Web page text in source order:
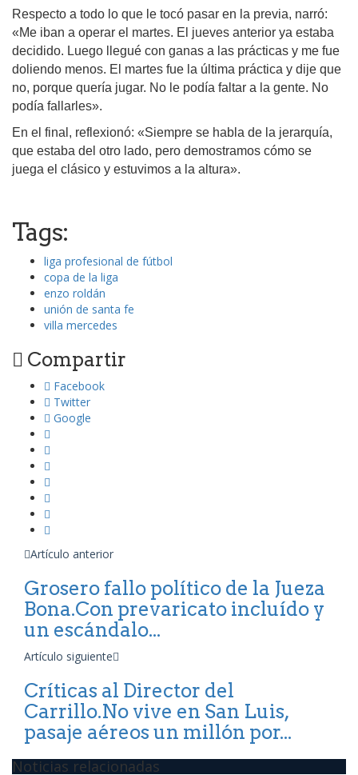
Respecto a todo lo que le tocó pasar en la previa, narró:
«Me iban a operar el martes. El jueves anterior ya estaba
decidido. Luego llegué con ganas a las prácticas y me fue
doliendo menos. El martes fue la última práctica y dije que
no, porque quería jugar. No le podía faltar a la gente. No
podía fallarles».
En el final, reflexionó: «Siempre se habla de la jerarquía,
que estaba del otro lado, pero demostramos cómo se
juega el clásico y estuvimos a la altura».
Tags:
liga profesional de fútbol
copa de la liga
enzo roldán
unión de santa fe
villa mercedes
Compartir
Facebook
Twitter
Google
Artículo anterior
Grosero fallo político de la Jueza
Bona.Con prevaricato incluído y
un escándalo...
Artículo siguiente
Críticas al Director del
Carrillo.No vive en San Luis,
pasaje aéreos un millón por...
Noticias relacionadas